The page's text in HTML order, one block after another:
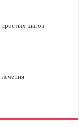
простых шагов